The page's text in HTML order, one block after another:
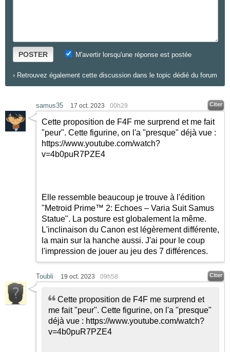
POSTER M'avertir lorsqu'une réponse est postée
› Retrouvez également cette discussion dans le topic dédié du forum
samus35 17 oct. 2023 00h29 Citer
Cette proposition de F4F me surprend et me fait
"peur". Cette figurine, on l'a "presque" déjà vue :
https://www.youtube.com/watch?
v=4b0puR7PZE4
Elle ressemble beaucoup je trouve à l'édition
"Metroid Prime™ 2: Echoes – Varia Suit Samus
Statue". La posture est globalement la même.
L'inclinaison du Canon est légèrement différente,
la main sur la hanche aussi. J'ai pour le coup
l'impression de jouer au jeu des 7 différences.
Toubli 19 oct. 2023 09h58 Citer
Cette proposition de F4F me surprend et
me fait "peur". Cette figurine, on l'a "presque"
déjà vue : https://www.youtube.com/watch?
v=4b0puR7PZE4